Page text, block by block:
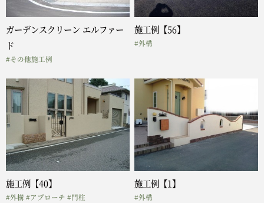
ガーデンスクリーン エルファー
ド
#その他施工例
施工例【56】
#外構
施工例【40】
#外構 #アプローチ #門柱
施工例【1】
#外構